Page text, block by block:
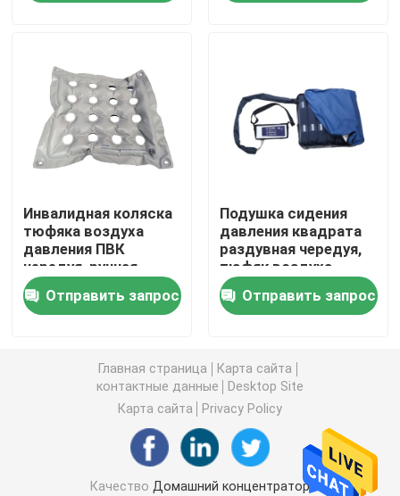
Медицинский концентратор кислорода
концентратор кислорода перемещения
Портативные машины Nebulizer
Медицинский прибор всасывания
Домашний монитор сатурации кислорода
Термометр домочадца цифровой
Монитор кровяного давления домочадца
Инвалидная коляска
тюфяка воздуха
давления ПВК
чередуя, ручная
пусковая площадка
воздушного пузыря
тюфяка давления
Отправить запрос
Подушка сидения
давления квадрата
раздувная чередуя,
тюфяк воздуха
больничной койки
TPUОтправить запрос
Главная страница
Карта сайта
контактные данные
Desktop Site
Карта сайта
Privacy Policy
Качество Домашний концентратор